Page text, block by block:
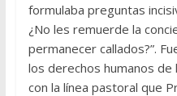
formulaba preguntas
¿No les remuerde la
permanecer callados?”.
los derechos humanos
con la línea pastoral que